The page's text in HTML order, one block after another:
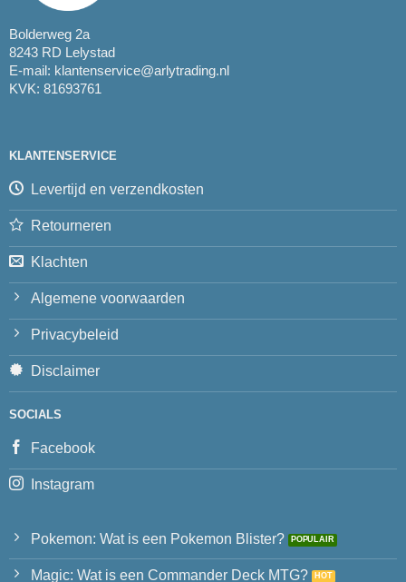
Bolderweg 2a
8243 RD Lelystad
E-mail: klantenservice@arlytrading.nl
KVK: 81693761
KLANTENSERVICE
Levertijd en verzendkosten
Retourneren
Klachten
Algemene voorwaarden
Privacybeleid
Disclaimer
SOCIALS
Facebook
Instagram
Pokemon: Wat is een Pokemon Blister?
Magic: Wat is een Commander Deck MTG?